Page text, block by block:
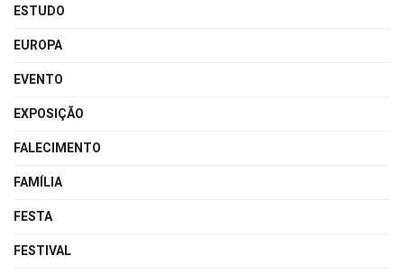
ESTUDO
EUROPA
EVENTO
EXPOSIÇÃO
FALECIMENTO
FAMÍLIA
FESTA
FESTIVAL